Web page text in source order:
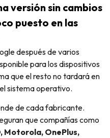
versión sin cambios
puesto en las
después de varios
para los dispositivos
que el resto no tardará en
sistema operativo.
de cada fabricante.
que compañías como
Motorola, OnePlus,